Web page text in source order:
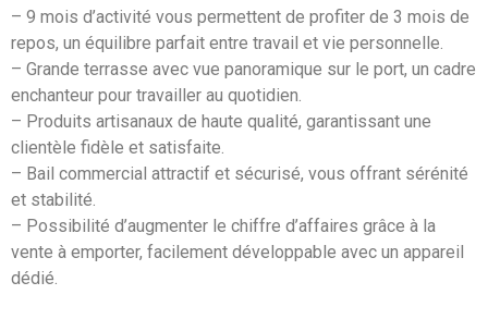
– 9 mois d’activité vous permettent de profiter de 3 mois de
repos, un équilibre parfait entre travail et vie personnelle.
– Grande terrasse avec vue panoramique sur le port, un cadre
enchanteur pour travailler au quotidien.
– Produits artisanaux de haute qualité, garantissant une
clientèle fidèle et satisfaite.
– Bail commercial attractif et sécurisé, vous offrant sérénité
et stabilité.
– Possibilité d’augmenter le chiffre d’affaires grâce à la
vente à emporter, facilement développable avec un appareil
dédié.